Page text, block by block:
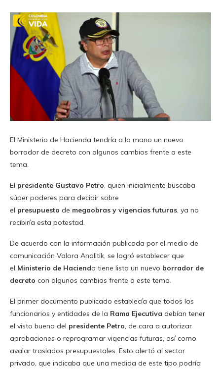
El Ministerio de Hacienda tendría a la mano un nuevo
borrador de decreto con algunos cambios frente a este
tema.
El presidente Gustavo Petro , quien inicialmente buscaba
súper poderes para decidir sobre
el presupuesto de megaobras y vigencias futuras , ya no
recibiría esta potestad.
De acuerdo con la información publicada por el medio de
comunicación Valora Analitik, se logró establecer que
el Ministerio de Hacienda tiene listo un nuevo borrador de
decreto con algunos cambios frente a este tema.
El primer documento publicado establecía que todos los
funcionarios y entidades de la Rama Ejecutiva debían tener
el visto bueno del presidente Petro , de cara a autorizar
aprobaciones o reprogramar vigencias futuras, así como
avalar traslados presupuestales. Esto alertó al sector
privado, que indicaba que una medida de este tipo podría